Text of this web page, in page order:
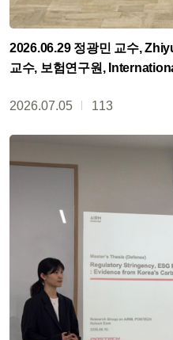
2026.06.29 정광민 교수,
교수, 보험연구원,
2026.07.05
113